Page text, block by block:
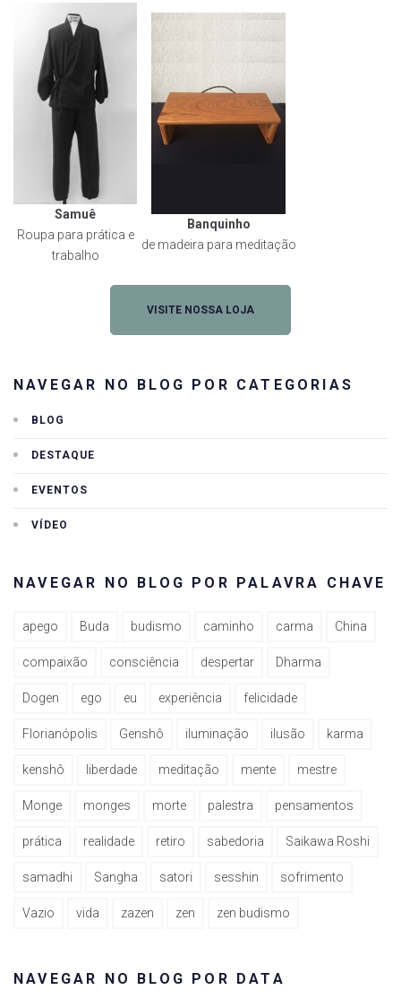
Samuê
Roupa para prática e
trabalho
Banquinho
de madeira para meditação
VISITE NOSSA LOJA
NAVEGAR NO BLOG POR CATEGORIAS
BLOG
DESTAQUE
EVENTOS
VÍDEO
NAVEGAR NO BLOG POR PALAVRA CHAVE
apego Buda budismo caminho carma China
compaixão consciência despertar Dharma
Dogen ego eu experiência felicidade
Florianópolis Genshô iluminação ilusão karma
kenshô liberdade meditação mente mestre
Monge monges morte palestra pensamentos
prática realidade retiro sabedoria Saikawa Roshi
samadhi Sangha satori sesshin sofrimento
Vazio vida zazen zen zen budismo
NAVEGAR NO BLOG POR DATA